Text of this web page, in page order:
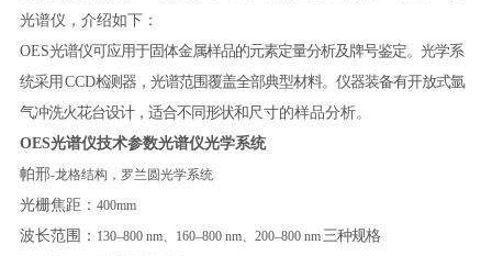
光谱仪，介绍如下：
OES光谱仪可应用于固体金属样品的元素定量分析及牌号鉴定。光学系
统采用 CCD检测器，光谱范围覆盖全部典型材料。仪器装备有开放式氩
气冲洗火花台设计，适合不同形状和尺寸的样品分析。
OES光谱仪技术参数光谱仪光学系统
帕邢-龙格结构，罗兰圆光学系统
光栅焦距： 400mm
波长范围： 130–800 nm、160–800 nm、200–800 nm 三种规格